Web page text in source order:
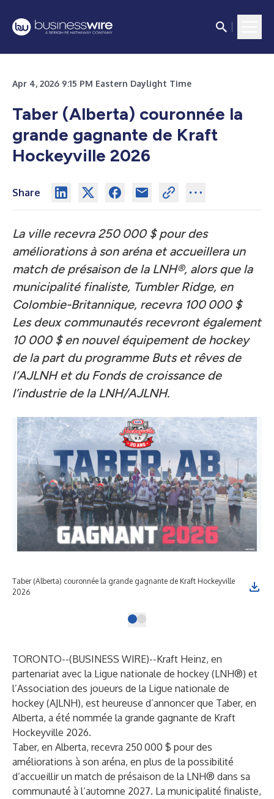
Apr 4, 2026 9:15 PM Eastern Daylight Time
Taber (Alberta) couronnée la
grande gagnante de Kraft
Hockeyville 2026
Share
La ville recevra 250 000 $ pour des
améliorations à son aréna et accueillera un
match de présaison de la LNH®, alors que la
municipalité finaliste, Tumbler Ridge, en
Colombie-Britannique, recevra 100 000 $
Les deux communautés recevront également
10 000 $ en nouvel équipement de hockey
de la part du programme Buts et rêves de
l’AJLNH et du Fonds de croissance de
l’industrie de la LNH/AJLNH.
Taber (Alberta) couronnée la grande gagnante de Kraft Hockeyville
2026
TORONTO--(BUSINESS WIRE)--Kraft Heinz, en
partenariat avec la Ligue nationale de hockey (LNH®) et
l’Association des joueurs de la Ligue nationale de
hockey (AJLNH), est heureuse d’annoncer que Taber, en
Alberta, a été nommée la grande gagnante de Kraft
Hockeyville 2026.
Taber, en Alberta, recevra 250 000 $ pour des
améliorations à son aréna, en plus de la possibilité
d’accueillir un match de présaison de la LNH® dans sa
communauté à l’automne 2027. La municipalité finaliste,